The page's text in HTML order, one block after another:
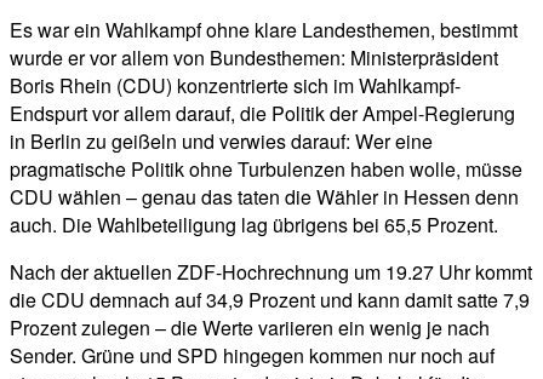
Es war ein Wahlkampf ohne klare Landesthemen, bestimmt
wurde er vor allem von Bundesthemen: Ministerpräsident
Boris Rhein (CDU) konzentrierte sich im Wahlkampf-
Endspurt vor allem darauf, die Politik der Ampel-Regierung
in Berlin zu geißeln und verwies darauf: Wer eine
pragmatische Politik ohne Turbulenzen haben wolle, müsse
CDU wählen – genau das taten die Wähler in Hessen denn
auch. Die Wahlbeteiligung lag übrigens bei 65,5 Prozent.
Nach der aktuellen ZDF-Hochrechnung um 19.27 Uhr kommt
die CDU demnach auf 34,9 Prozent und kann damit satte 7,9
Prozent zulegen – die Werte variieren ein wenig je nach
Sender. Grüne und SPD hingegen kommen nur noch auf